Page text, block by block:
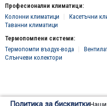
Политика за бисквитки
Професионални климатици:
Колонни климатици
Касетъчни
Таванни климатици
Термопомпени системи:
Термопомпи въздух-вода
Слънчеви колектори
© 2016 - 2024 Всички права